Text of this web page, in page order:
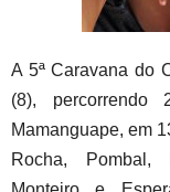
A 5ª Caravana do
(8),
Mamanguape, em
Rocha, Pombal,